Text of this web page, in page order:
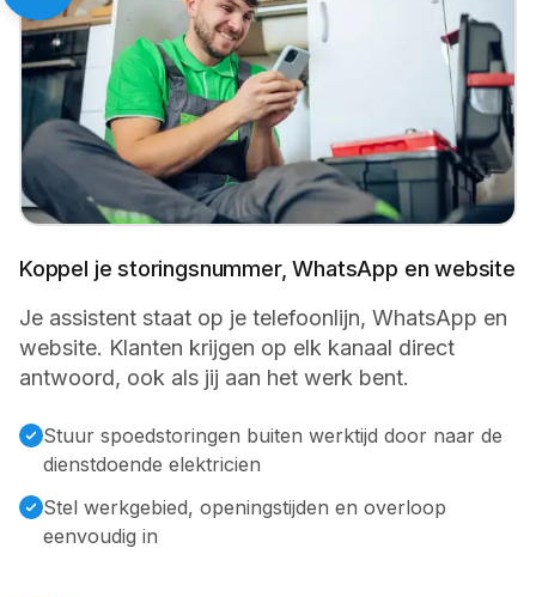
Koppel je storingsnummer, WhatsApp en website
Je assistent staat op je telefoonlijn, WhatsApp en
website. Klanten krijgen op elk kanaal direct
antwoord, ook als jij aan het werk bent.
Stuur spoedstoringen buiten werktijd door naar de
dienstdoende elektricien
Stel werkgebied, openingstijden en overloop
eenvoudig in